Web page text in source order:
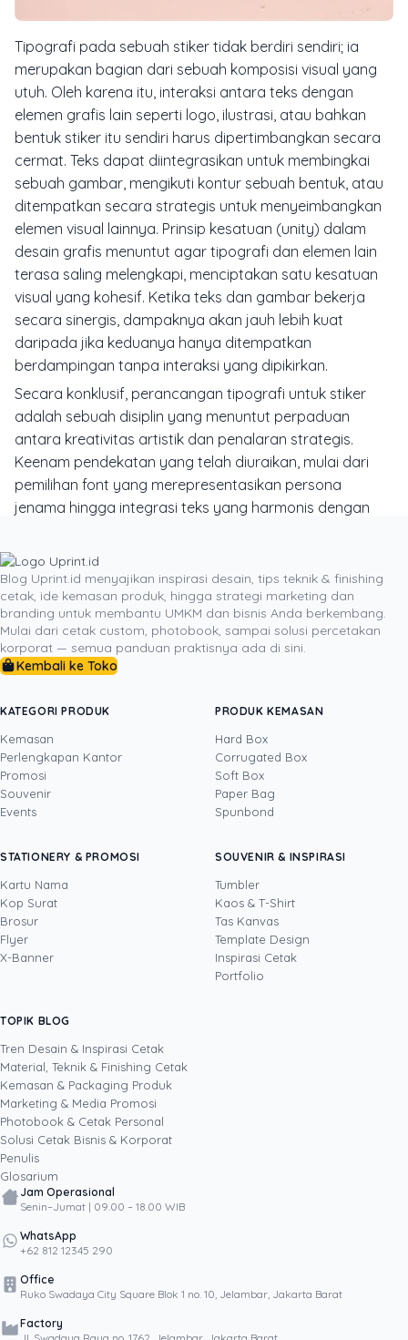
Tipografi pada sebuah stiker tidak berdiri sendiri; ia
merupakan bagian dari sebuah komposisi visual yang
utuh. Oleh karena itu, interaksi antara teks dengan
elemen grafis lain seperti logo, ilustrasi, atau bahkan
bentuk stiker itu sendiri harus dipertimbangkan secara
cermat. Teks dapat diintegrasikan untuk membingkai
sebuah gambar, mengikuti kontur sebuah bentuk, atau
ditempatkan secara strategis untuk menyeimbangkan
elemen visual lainnya. Prinsip kesatuan (unity) dalam
desain grafis menuntut agar tipografi dan elemen lain
terasa saling melengkapi, menciptakan satu kesatuan
visual yang kohesif. Ketika teks dan gambar bekerja
secara sinergis, dampaknya akan jauh lebih kuat
daripada jika keduanya hanya ditempatkan
berdampingan tanpa interaksi yang dipikirkan.
Secara konklusif, perancangan tipografi untuk stiker
adalah sebuah disiplin yang menuntut perpaduan
antara kreativitas artistik dan penalaran strategis.
Keenam pendekatan yang telah diuraikan, mulai dari
pemilihan font yang merepresentasikan persona
jenama hingga integrasi teks yang harmonis dengan
desain stiker yang efektif dan memorable. Dengan
menerapkan prinsip-prinsip ini secara sadar dan
metodis, sebuah jenama dapat memastikan bahwa
setiap stiker yang diproduksi bukan hanya menjadi
selembar kertas berperekat, tetapi sebuah duta visual
yang kuat, yang mampu mengkomunikasikan
langgeng dalam benak audiens.
DITULIS OLEH
Uprint.id dengan pengalaman lebih dari 20
tahun di bidang creative direction, brand
strategy, dan growth hacking. Ia mengarahkan
bahasa visual Uprint dan membantu brand
merancang kemasan (packaging), stiker,
brosur, serta materi cetak lain yang bukan
sekadar enak dilihat, tetapi terbukti mendorong
menjadikan desain dan cetakan sebagai aset
brand, bukan sekadar biaya.
Lihat semua penulis
Popular
Blog Uprint.id menyajikan inspirasi desain, tips teknik & finishing
cetak, ide kemasan produk, hingga strategi marketing dan
branding untuk membantu UMKM dan bisnis Anda berkembang.
Mulai dari cetak custom, photobook, sampai solusi percetakan
korporat — semua panduan praktisnya ada di sini.
Kembali ke Toko
KATEGORI PRODUK
Kemasan
Perlengkapan Kantor
Promosi
Souvenir
Events
PRODUK KEMASAN
Hard Box
Corrugated Box
Soft Box
Paper Bag
Spunbond
STATIONERY & PROMOSI
Kartu Nama
Kop Surat
Brosur
Flyer
X-Banner
SOUVENIR & INSPIRASI
Tumbler
Kaos & T-Shirt
Tas Kanvas
Template Design
Inspirasi Cetak
Portfolio
TOPIK BLOG
Tren Desain & Inspirasi Cetak
Material, Teknik & Finishing Cetak
Kemasan & Packaging Produk
Marketing & Media Promosi
Photobook & Cetak Personal
Solusi Cetak Bisnis & Korporat
Penulis
Glosarium
Jam Operasional
Senin–Jumat | 09.00 – 18.00 WIB
WhatsApp
+62 812 12345 290
Office
Ruko Swadaya City Square Blok 1 no. 10, Jelambar, Jakarta Barat
Factory